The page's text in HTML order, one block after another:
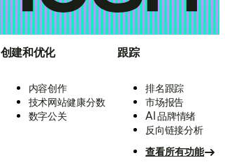
创建和优化
内容创作
技术网站健康分数
数字公关
跟踪
排名跟踪
市场报告
AI 品牌情绪
反向链接分析
查看所有功能